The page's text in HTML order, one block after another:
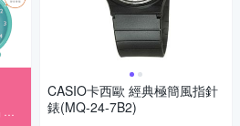
CASIO卡西歐 經典極簡風指針
錶(MQ-24-7B2)